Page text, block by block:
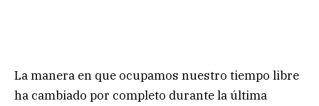
La manera en que ocupamos nuestro tiempo libre
ha cambiado por completo durante la última